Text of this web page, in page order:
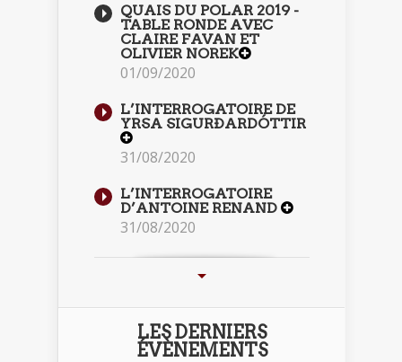
QUAIS DU POLAR 2019 -
TABLE RONDE AVEC
CLAIRE FAVAN ET
OLIVIER NOREK
01/09/2020
L’INTERROGATOIRE DE
YRSA SIGURÐARDÓTTIR
31/08/2020
L’INTERROGATOIRE
D’ANTOINE RENAND
31/08/2020
LES DERNIERS
ÉVÈNEMENTS